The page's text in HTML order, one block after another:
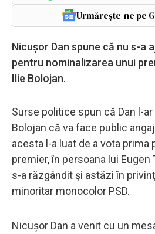
Urmărește-ne pe
Nicușor Dan spune că nu s-a
pentru nominalizarea unui
Ilie Bolojan.
Surse politice spun că Dan l-
Bolojan că va face public
acesta l-a luat de a vota prima
premier, în persoana lui
s-a răzgândit și astăzi în
minoritar monocolor PSD.
Nicușor Dan a venit cu un